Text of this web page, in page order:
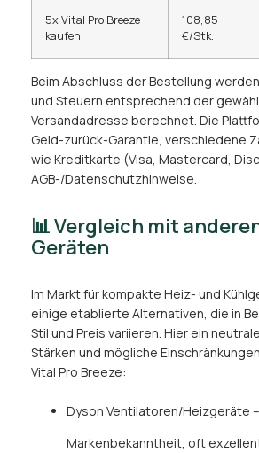
5x Vital Pro Breeze
kaufen
108,85
€/Stk.
Beim Abschluss der Bestellung
und Steuern entsprechend der
Versandadresse berechnet. Die
Geld-zurück-Garantie, verschiedene
wie Kreditkarte (Visa, Mastercard,
AGB-/Datenschutzhinweise.
📊 Vergleich mit
Geräten
Im Markt für kompakte Heiz- und
einige etablierte Alternativen, die in
Stil und Preis variieren. Hier ein
Stärken und mögliche
Vital Pro Breeze:
Dyson Ventilatoren/Heizgeräte
Markenbekanntheit, oft